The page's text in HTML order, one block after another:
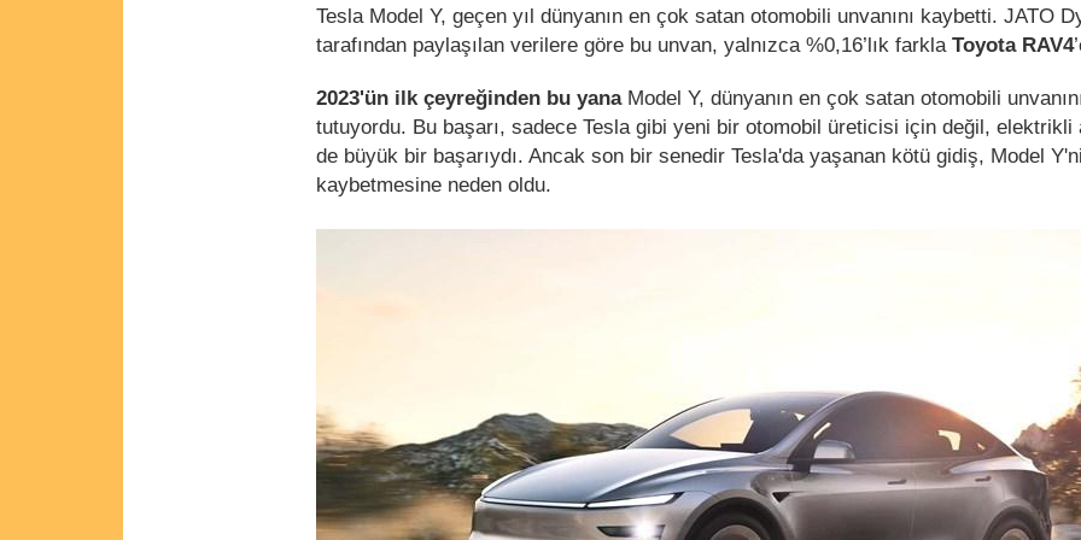
Tesla Model Y, geçen yıl dünyanın en çok satan otomobili unvanını kaybetti. JATO
tarafından paylaşılan verilere göre bu unvan, yalnızca %0,16’lık farkla Toyota RAV4
2023'ün ilk çeyreğinden bu yanaModel Y, dünyanın en çok satan otomobili
tutuyordu. Bu başarı, sadece Tesla gibi yeni bir otomobil üreticisi için değil, elektrikli
de büyük bir başarıydı. Ancak son bir senedir Tesla'da yaşanan kötü gidiş, Model
kaybetmesine neden oldu.